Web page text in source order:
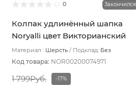
0 Закончился
Колпак удлинённый шапка
Noryalli цвет Викторианский
красный
Материал : Шерсть Подклад: Без
Код товара: NOR00200074971
1 799Руб. -17%